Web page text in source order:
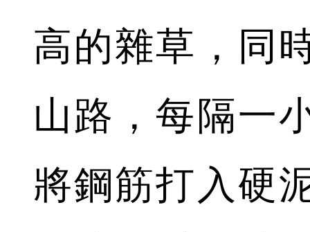
高的雜草，同
山路，每隔一
將鋼筋打入硬